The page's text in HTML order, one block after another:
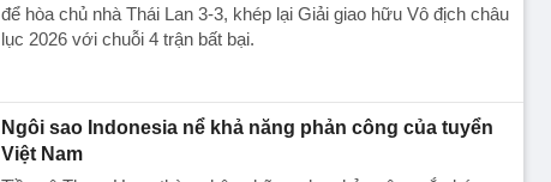
để hòa chủ nhà Thái Lan 3-3, khép lại Giải giao hữu Vô địch châu
lục 2026 với chuỗi 4 trận bất bại.
Ngôi sao Indonesia nể khả năng phản công của tuyển
Việt Nam